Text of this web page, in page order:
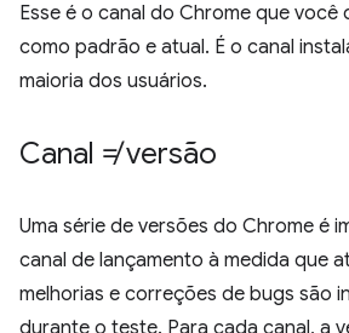
Esse é o canal do Chrome que você
como padrão e atual. É o canal
maioria dos usuários.
Canal ≠ versão
Uma série de versões do Chrome é
canal de lançamento à medida que
melhorias e correções de bugs são
durante o teste. Para cada canal, a